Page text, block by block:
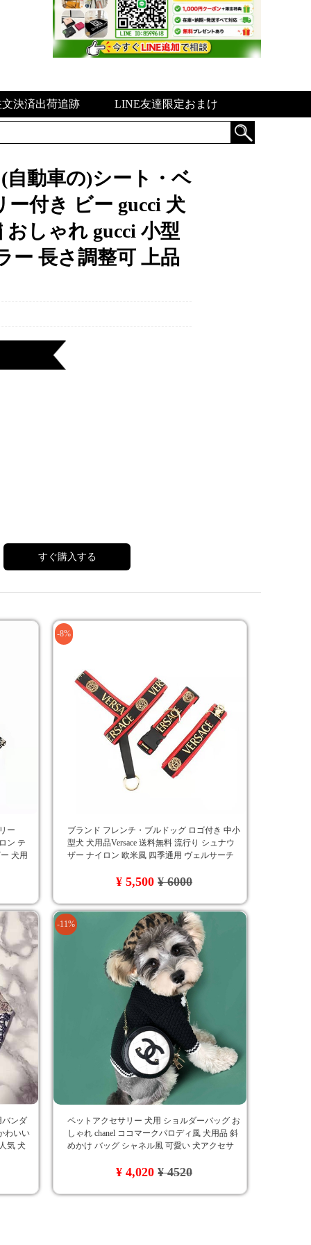
文決済出荷追跡 LINE友達限定おまけ
自動車の)シート・ベ
付き ビー gucci 犬
しゃれ gucci 小型
ー 長さ調整可 上品
すぐ購入する
ー
ン テ
犬用
-8%
ブランド フレンチ・ブルドッグ ロゴ付き 中小
型犬 犬用品Versace 送料無料 流行り シュナウ
ザー ナイロン 欧米風 四季通用 ヴェルサーチ
¥ 5,500¥ 6000
バンダ
わいい
気 犬
-11%
ペットアクセサリー 犬用 ショルダーバッグ お
しゃれ chanel ココマークパロディ風 犬用品 斜
めかけ バッグ シャネル風 可愛い 犬アクセサ
¥ 4,020¥ 4520